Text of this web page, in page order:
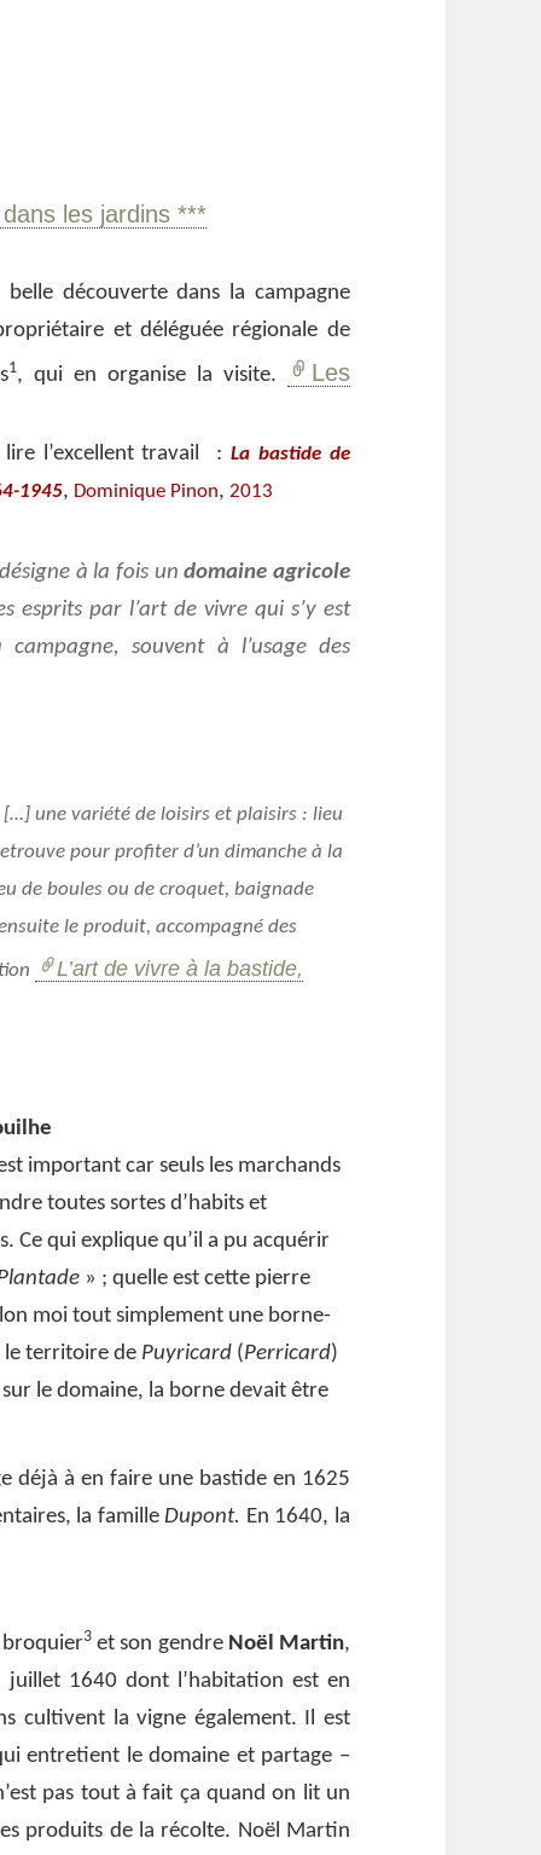
les jardins ***
belle découverte dans la campagne
et déléguée régionale de
1, qui en organise la visite.
Les
lire l’excellent travail :La bastide de
1945, Dominique Pinon,2013
à la fois undomaine agricole
esprits par l’art de vivre qui s’y est
souvent à l’usage des
une variété de loisirs et plaisirs : lieu
pour profiter d’un dimanche à la
de boules ou de croquet, baignade
le produit, accompagné des
L’art de vivre à la bastide,
important car seuls les marchands
toutes sortes d’habits et
Ce qui explique qu’il a pu acquérir
» ; quelle est cette pierre
moi tout simplement une borne-
le territoire de Puyricard (Perricard)
le domaine, la borne devait être
déjà à en faire une bastide en 1625
la familleDupont. En 1640, la
3 et son gendre Noël Martin,
1640 dont l’habitation est en
cultivent la vigne également. Il est
entretient le domaine et partage –
pas tout à fait ça quand on lit un
produits de la récolte. Noël Martin